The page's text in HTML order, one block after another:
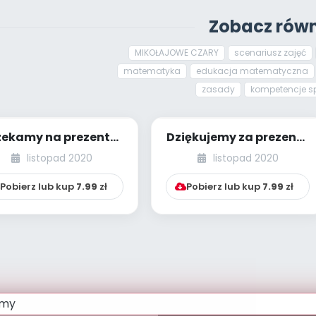
Zobacz
MIKOŁAJOWE CZARY scenariusz zajęć
matematyka
edukacja matematyczna
zasady
kompetencje
na prezenty
- dzieci młodsze -
numer 1]
listopad 2020
Pobierz lub kup 7.99 zł
Dziękujemy za prezenty
[PBP - dzieci młodsze -
numer 5]...
listopad 2020
Pobierz lub kup 7.99 zł